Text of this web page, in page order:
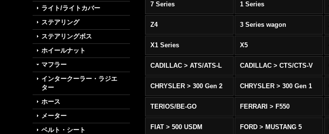
ライト/ライトカバー
ステアリング
ステアリングボス
ホイールナット
マフラー
インタークーラー・ラジエ
ター
ホース
メーター
ベルト・シート
7 Series 1 Series
Z4 3 Series wagon
X1 Series X5
CADILLAC > ATS/ATS-L CADILLAC > CTS/CTS-V
CHRYSLER > 300 Gen 2 CHRYSLER > 300 Gen 1
TERIOS/BE-GO FERRARI > F550
FIAT > 500 USDM FORD > MUSTANG 5